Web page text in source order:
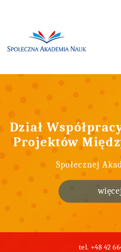
Dział
Projektów
Społecznej
tel. +48 42